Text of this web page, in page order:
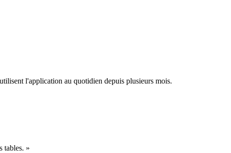
l'application au quotidien depuis plusieurs mois.
tables. »